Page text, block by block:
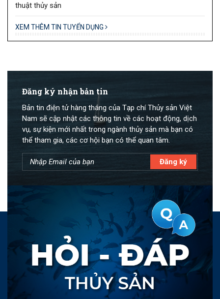
thuật thủy sản
XEM THÊM TIN TUYỂN DỤNG
Đăng ký nhận bản tin
Bản tin điện tử hàng tháng của Tạp chí Thủy sản Việt
Nam sẽ cập nhật các thông tin về các hoạt động, dịch
vụ, sự kiện mới nhất trong ngành thủy sản mà bạn có
thể tham gia, các cơ hội bạn có thể quan tâm.